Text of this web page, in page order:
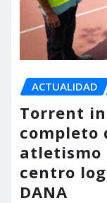
ACTUALIDAD
Torrent
completo
atletismo
centro
DANA